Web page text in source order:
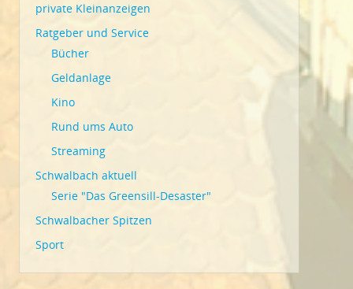
private Kleinanzeigen
Ratgeber und Service
Bücher
Geldanlage
Kino
Rund ums Auto
Streaming
Schwalbach aktuell
Serie "Das Greensill-Desaster"
Schwalbacher Spitzen
Sport